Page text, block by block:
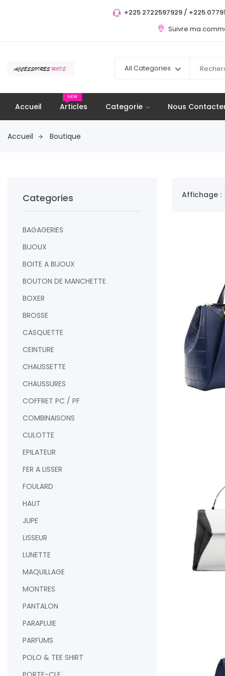
+225 2722597929 / +225
Suivre ma
All Categories
Accueil Articles
NEW
Categorie Nous
Accueil Boutique
Categories
BAGAGERIES
BIJOUX
BOITE A BIJOUX
BOUTON DE MANCHETTE
BOXER
BROSSE
CASQUETTE
CEINTURE
CHAUSSETTE
CHAUSSURES
COFFRET PC / PF
COMBINAISONS
CULOTTE
EPILATEUR
FER A LISSER
FOULARD
HAUT
JUPE
LISSEUR
LUNETTE
MAQUILLAGE
MONTRES
PANTALON
PARAPLUIE
PARFUMS
POLO & TEE SHIRT
Affichage :